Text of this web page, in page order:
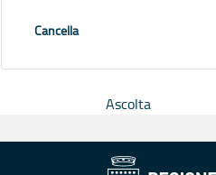
Cancella
Ascolta